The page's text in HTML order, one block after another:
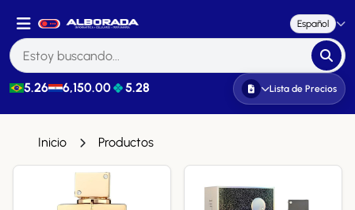
Español
5.26 6,150.00 5.28 Lista de Precios
Inicio Productos